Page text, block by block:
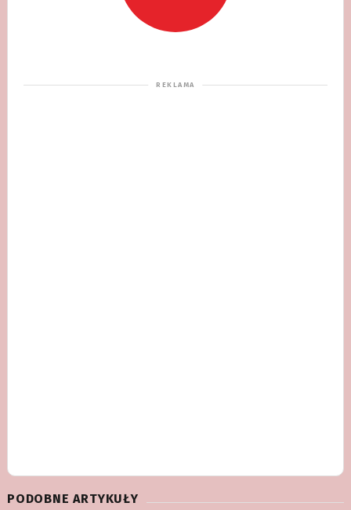
PODOBNE ARTYKUŁY